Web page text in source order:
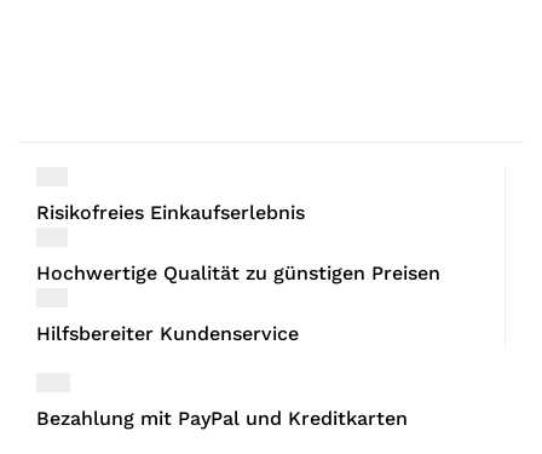
Risikofreies Einkaufserlebnis
Hochwertige Qualität zu günstigen Preisen
Hilfsbereiter Kundenservice
Bezahlung mit PayPal und Kreditkarten